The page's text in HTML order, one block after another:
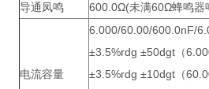
导通凤鸣
600.0Ω(未满60Ω蜂鸣器
电流容量
6.000/60.00/600.0nF/
±3.5%rdg ±50dgt（
±3.5%rdg ±10dgt（